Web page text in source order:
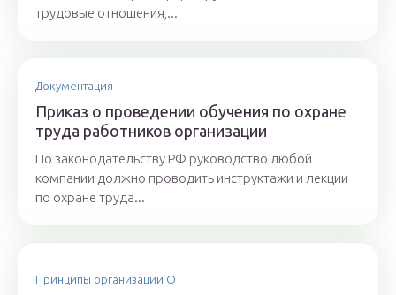
трудовые отношения,...
Документация
Приказ о проведении обучения по охране
труда работников организации
По законодательству РФ руководство любой
компании должно проводить инструктажи и лекции
по охране труда...
Принципы организации ОТ